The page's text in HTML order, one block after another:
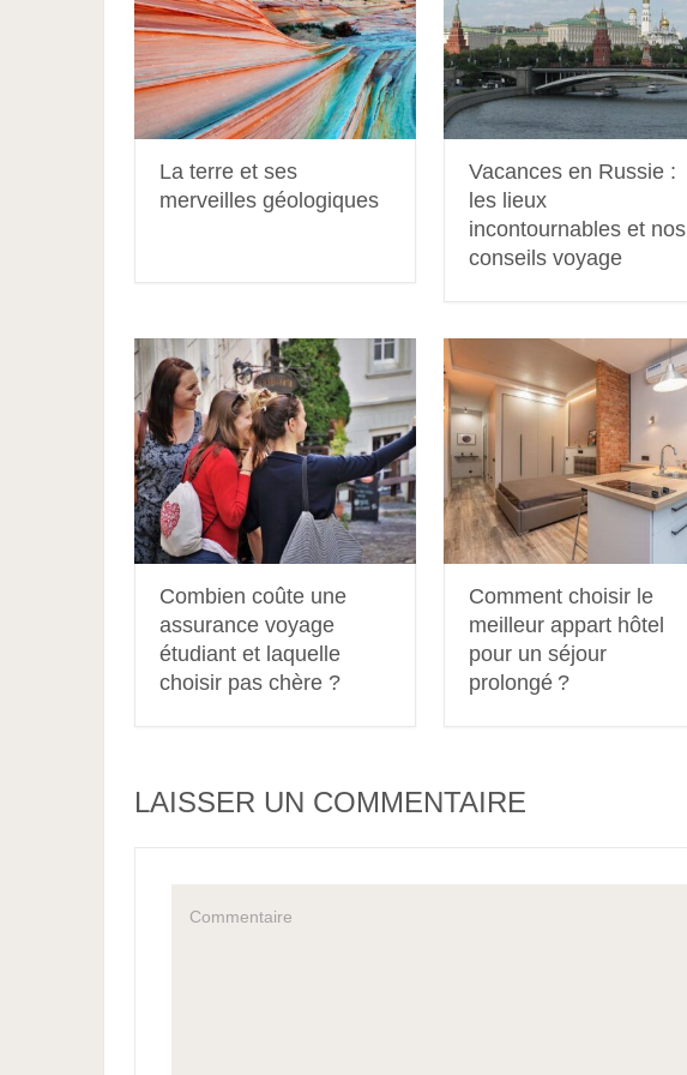
La terre et ses
merveilles géologiques
Vacances en Russie :
les lieux
incontournables et nos
conseils voyage
Combien coûte une
assurance voyage
étudiant et laquelle
choisir pas chère ?
Comment choisir le
meilleur appart hôtel
pour un séjour
prolongé ?
LAISSER UN COMMENTAIRE